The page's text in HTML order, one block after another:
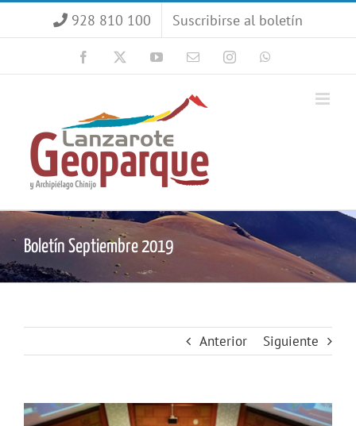
928 810 100 Suscribirse al boletín
Facebook YouTubeCorreoInstagram
Boletín Septiembre 2019
Anterior Siguiente
Ver